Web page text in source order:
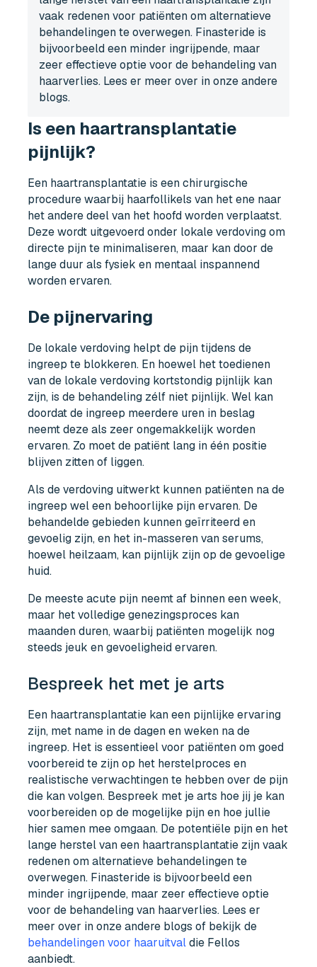
vaak redenen voor patiënten om alternatieve
behandelingen te overwegen. Finasteride is
bijvoorbeeld een minder ingrijpende, maar
zeer effectieve optie voor de behandeling van
haarverlies. Lees er meer over in onze andere
blogs.
Is een haartransplantatie
pijnlijk?
Een haartransplantatie is een chirurgische
procedure waarbij haarfollikels van het ene naar
het andere deel van het hoofd worden verplaatst.
Deze wordt uitgevoerd onder lokale verdoving om
directe pijn te minimaliseren, maar kan door de
lange duur als fysiek en mentaal inspannend
worden ervaren.
De pijnervaring
De lokale verdoving helpt de pijn tijdens de
ingreep te blokkeren. En hoewel het toedienen
van de lokale verdoving kortstondig pijnlijk kan
zijn, is de behandeling zélf niet pijnlijk. Wel kan
doordat de ingreep meerdere uren in beslag
neemt deze als zeer ongemakkelijk worden
ervaren. Zo moet de patiënt lang in één positie
blijven zitten of liggen.
Als de verdoving uitwerkt kunnen patiënten na de
ingreep wel een behoorlijke pijn ervaren. De
behandelde gebieden kunnen geïrriteerd en
gevoelig zijn, en het in-masseren van serums,
hoewel heilzaam, kan pijnlijk zijn op de gevoelige
huid.
De meeste acute pijn neemt af binnen een week,
maar het volledige genezingsproces kan
maanden duren, waarbij patiënten mogelijk nog
steeds jeuk en gevoeligheid ervaren.
Bespreek het met je arts
Een haartransplantatie kan een pijnlijke ervaring
zijn, met name in de dagen en weken na de
ingreep. Het is essentieel voor patiënten om goed
voorbereid te zijn op het herstelproces en
realistische verwachtingen te hebben over de pijn
die kan volgen. Bespreek met je arts hoe jij je kan
voorbereiden op de mogelijke pijn en hoe jullie
hier samen mee omgaan. De potentiële pijn en het
lange herstel van een haartransplantatie zijn vaak
redenen om alternatieve behandelingen te
overwegen. Finasteride is bijvoorbeeld een
minder ingrijpende, maar zeer effectieve optie
voor de behandeling van haarverlies. Lees er
meer over in onze andere blogs of bekijk de
behandelingen voor haaruitvaldie Fellos
aanbiedt.